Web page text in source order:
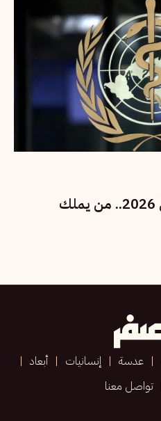
حماية البيانات الصحية في 2026.. من يملك
عدسة إنسانيات
أبعاد
تواصل معنا